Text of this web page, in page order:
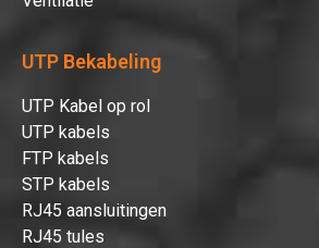
UTP Bekabeling
UTP Kabel op rol
UTP kabels
FTP kabels
STP kabels
RJ45 aansluitingen
RJ45 tules